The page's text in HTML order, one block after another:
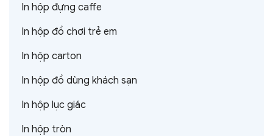
In hộp đựng caffe
In hộp đồ chơi trẻ em
In hộp carton
In hộp đồ dùng khách sạn
In hộp lục giác
In hộp tròn